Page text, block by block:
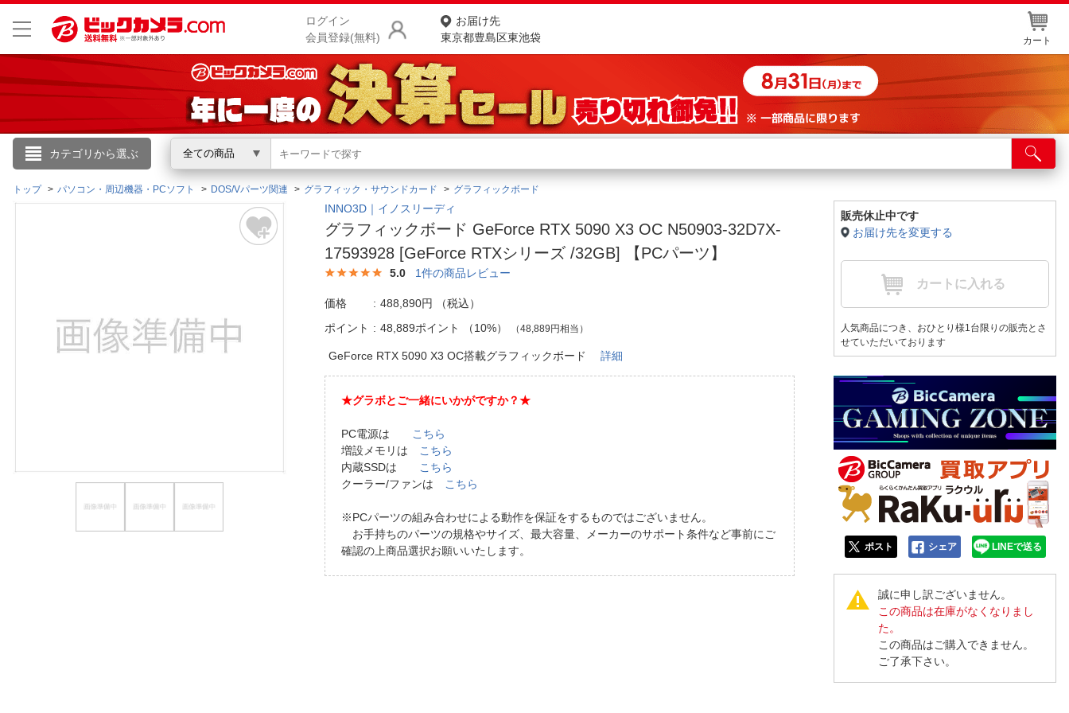
ログイン
会員登録(無料)
お届け先
東京都豊島区東池袋
カート
カテゴリから選ぶ 全ての商品
こんにちは
ログイン
閲覧履歴
商品をさがす
ランキングからさがす
カテゴリ一覧からさがす
お客様サポート
ご利用ガイド
ご利用規約
店舗サービス
ネット取り置き
店舗情報・店舗一覧
トップ パソコン・周辺機器・PCソフト DOS/Vパーツ関連 グラフィック・サウンドカード グラフィックボード
INNO3D｜イノスリーディ
グラフィックボード GeForce RTX 5090 X3 OC N50903-32D7X-
17593928 [GeForce RTXシリーズ /32GB] 【PCパーツ】
5.0 1件の商品レビュー
価格 488,890円
（税込）
ポイント
48,889ポイント （10%） （48,889円相当）
GeForce RTX 5090 X3 OC搭載グラフィックボード詳細
★グラボとご一緒にいかがですか？★
PC電源は こちら
増設メモリは こちら
内蔵SSDは こちら
クーラー/ファンは こちら
※PCパーツの組み合わせによる動作を保証をするものではございません。
お手持ちのパーツの規格やサイズ、最大容量、メーカーのサポート条件など事前にご
確認の上商品選択お願いいたします。
販売休止中です
お届け先を変更する
カートに入れる
人気商品につき、おひとり様1台限りの販売とさ
せていただいております
ポスト シェア LINEで送る
誠に申し訳ございません。
この商品は在庫がなくなりまし
た。
この商品はご購入できません。
ご了承下さい。